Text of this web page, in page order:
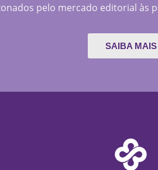
pelo mercado editorial às
SAIBA MAIS